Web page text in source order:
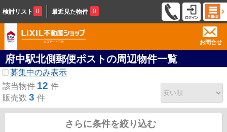
検討リスト 0 最近見た物件 0
お問合せ
府中駅北側郵便ポストの周辺物件一覧
募集中のみ表示
該当物件 12 件
販売数 3 件
さらに条件を絞り込む